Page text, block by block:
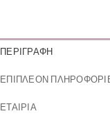
ΠΕΡΙΓΡΑΦΉ
ΕΠΙΠΛΈΟΝ
ΕΤΑΙΡΊΑ